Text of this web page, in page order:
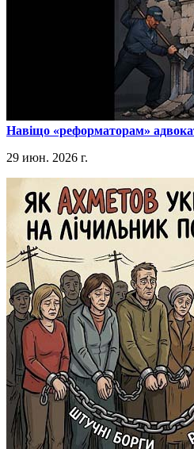
​Навіщо «реформаторам»
29 июн. 2026 г.